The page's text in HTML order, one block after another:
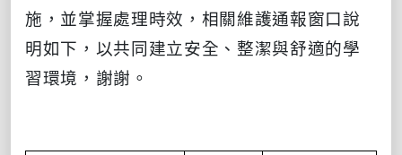
施，並掌握處理時效，相關維護通報窗口說
明如下，以共同建立安全、整潔與舒適的學
習環境，謝謝 。